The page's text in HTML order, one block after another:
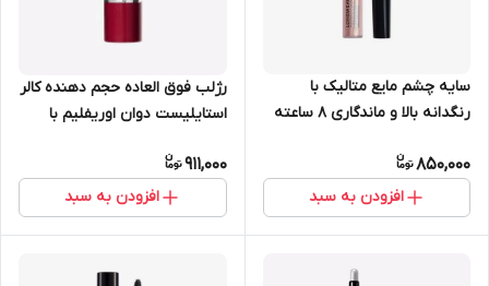
سایه چشم مایع متالیک با
رنگدانه بالا و ماندگاری 8 ساعته
850,000
افزودن به سبد
رژلب فوق العاده حجم دهنده کالر
استایلیست دوان اوریفلیم با
911,000
افزودن به سبد